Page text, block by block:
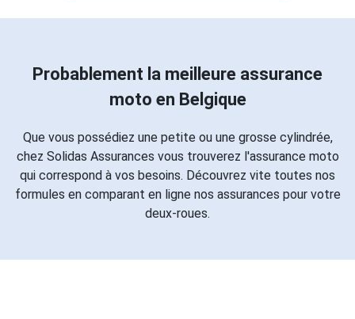
Probablement la meilleure assurance
moto en Belgique
Que vous possédiez une petite ou une grosse cylindrée,
chez Solidas Assurances vous trouverez l'assurance moto
qui correspond à vos besoins. Découvrez vite toutes nos
formules en comparant en ligne nos assurances pour votre
deux-roues.